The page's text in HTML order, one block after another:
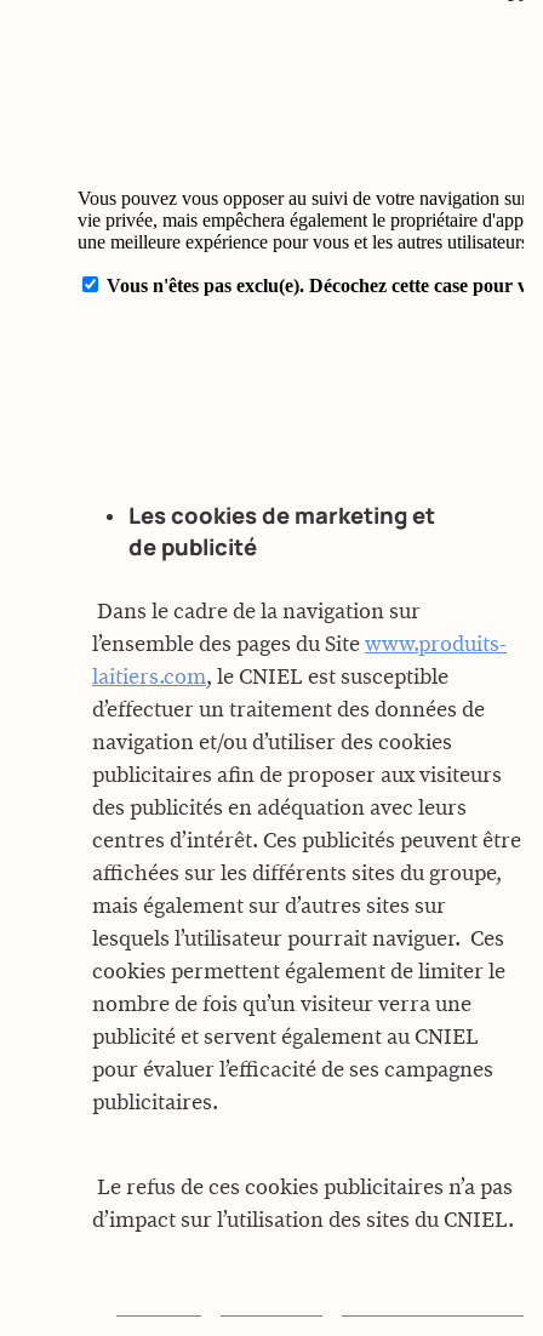
Les cookies de marketing et
de publicité
Dans le cadre de la navigation sur
l’ensemble des pages du Site www.produits-
laitiers.com, le CNIEL est susceptible
d’effectuer un traitement des données de
navigation et/ou d’utiliser des cookies
publicitaires afin de proposer aux visiteurs
des publicités en adéquation avec leurs
centres d’intérêt. Ces publicités peuvent être
affichées sur les différents sites du groupe,
mais également sur d’autres sites sur
lesquels l’utilisateur pourrait naviguer. Ces
cookies permettent également de limiter le
nombre de fois qu’un visiteur verra une
publicité et servent également au CNIEL
pour évaluer l’efficacité de ses campagnes
publicitaires.
Le refus de ces cookies publicitaires n’a pas
d’impact sur l’utilisation des sites du CNIEL.